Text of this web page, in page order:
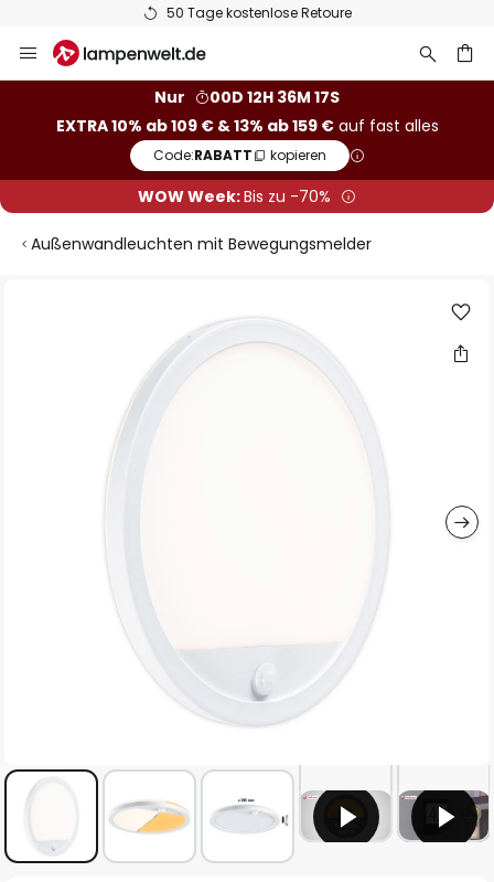
50 Tage kostenlose Retoure
Inhalt
Nur
00D 12H 36M 17S
EXTRA 10% ab 109 € & 13% ab 159 €auf fast alles
Code:RABATT kopieren
WOW Week:Bis zu -70%
Außenwandleuchten mit Bewegungsmelder